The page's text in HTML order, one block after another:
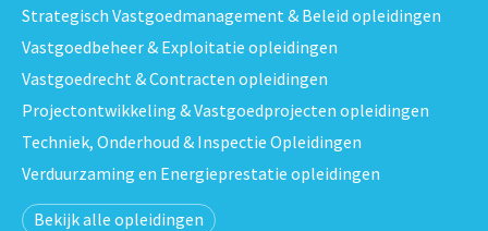
Strategisch Vastgoedmanagement & Beleid opleidingen
Vastgoedbeheer & Exploitatie opleidingen
Vastgoedrecht & Contracten opleidingen
Projectontwikkeling & Vastgoedprojecten opleidingen
Techniek, Onderhoud & Inspectie Opleidingen
Verduurzaming en Energieprestatie opleidingen
Bekijk alle opleidingen